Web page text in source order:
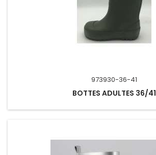
973930-36-41
BOTTES ADULTES 36/41